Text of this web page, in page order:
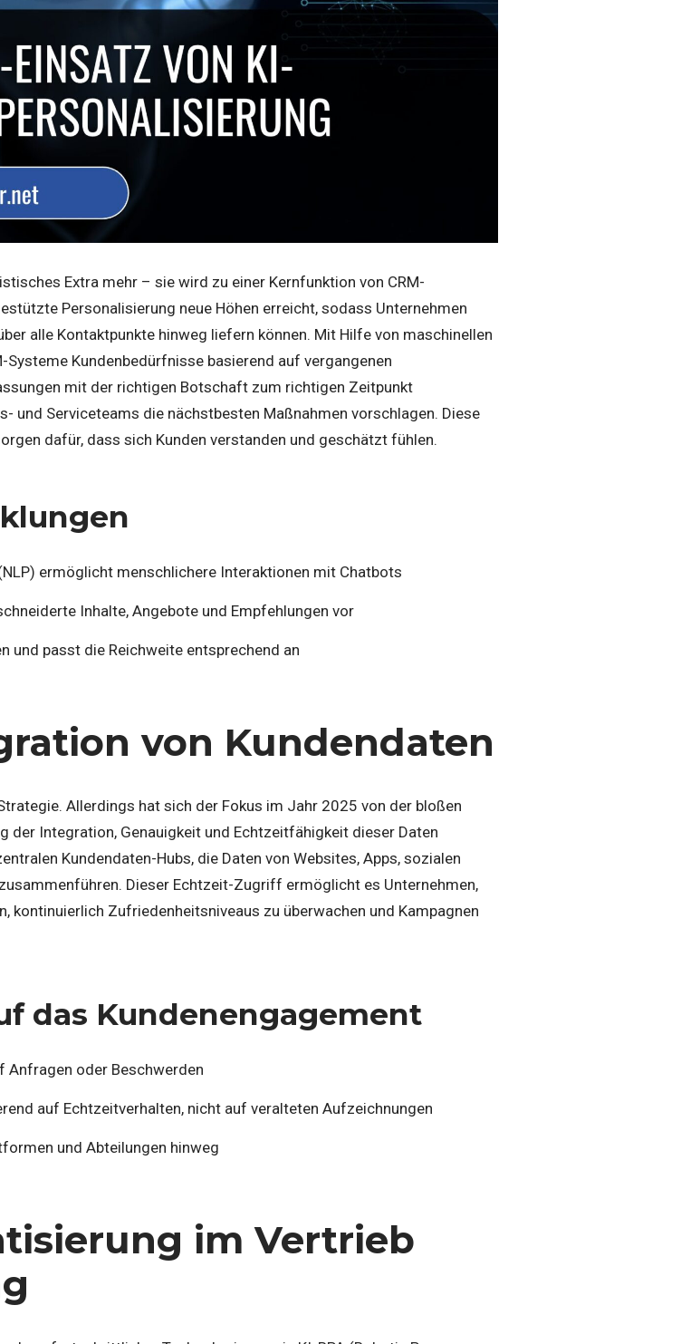
Extra mehr – sie wird zu einer Kernfunktion von CRM-
Personalisierung neue Höhen erreicht, sodass Unternehmen
alle Kontaktpunkte hinweg liefern können. Mit Hilfe von maschinellen
Kundenbedürfnisse basierend auf vergangenen
mit der richtigen Botschaft zum richtigen Zeitpunkt
und Serviceteams die nächstbesten Maßnahmen vorschlagen. Diese
dafür, dass sich Kunden verstanden und geschätzt fühlen.
ermöglicht menschlichere Interaktionen mit Chatbots
Inhalte, Angebote und Empfehlungen vor
und passt die Reichweite entsprechend an
von Kundendaten
Allerdings hat sich der Fokus im Jahr 2025 von der bloßen
der Integration, Genauigkeit und Echtzeitfähigkeit dieser Daten
Kundendaten-Hubs, die Daten von Websites, Apps, sozialen
Dieser Echtzeit-Zugriff ermöglicht es Unternehmen,
kontinuierlich Zufriedenheitsniveaus zu überwachen und Kampagnen
das Kundenengagement
Anfragen oder Beschwerden
auf Echtzeitverhalten, nicht auf veralteten Aufzeichnungen
und Abteilungen hinweg
im Vertrieb